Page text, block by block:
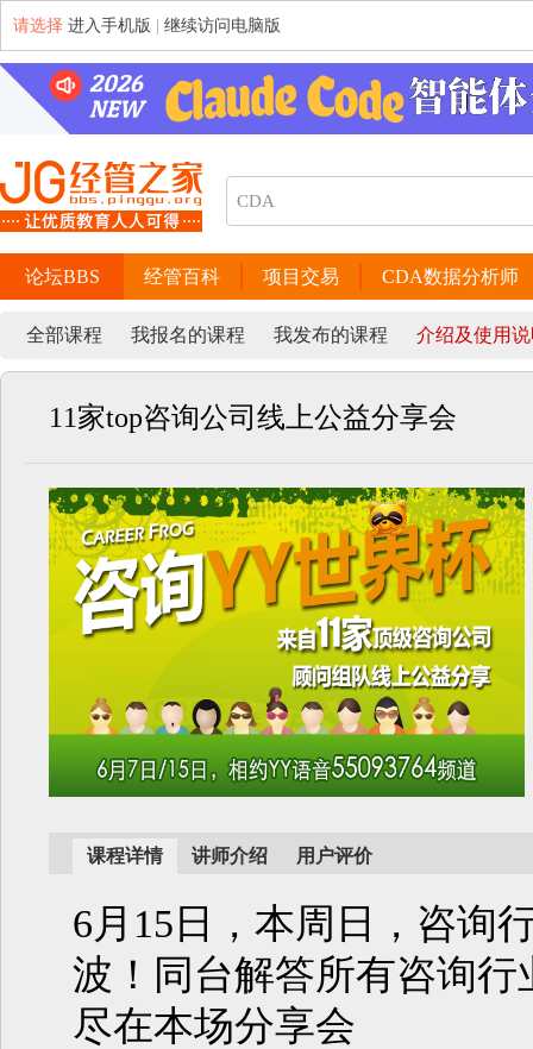
请选择 进入手机版 继续访问电脑版
经管百科 项目交易 CDA数据分析师
论坛BBS
全部课程 我报名的课程 我发布的课程 介绍及使用
11家top咨询公司线上公益分享会
课程详情 讲师介绍 用户评价
6月15日，本周日，咨询
波！同台解答所有咨询
尽在本场分享会